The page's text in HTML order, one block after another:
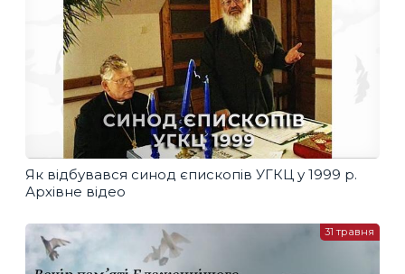
Як відбувався синод єпископів УГКЦ у 1999 р.
Архівне відео
31 травня